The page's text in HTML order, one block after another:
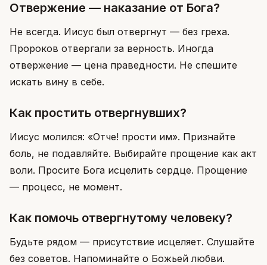
Отвержение — наказание от Бога?
Не всегда. Иисус был отвергнут — без греха.
Пророков отвергали за верность. Иногда
отвержение — цена праведности. Не спешите
искать вину в себе.
Как простить отвергнувших?
Иисус молился: «Отче! прости им». Признайте
боль, не подавляйте. Выбирайте прощение как акт
воли. Просите Бога исцелить сердце. Прощение
— процесс, не момент.
Как помочь отвергнутому человеку?
Будьте рядом — присутствие исцеляет. Слушайте
без советов. Напоминайте о Божьей любви.